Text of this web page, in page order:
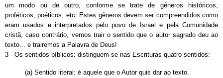
um modo ou de outro, conforme se trate de gêneros históricos,
proféticos, poéticos, etc. Estes gêneros devem ser compreendidos como
eram usados e interpretados pelo povo de Israel e pela Comunidade
cristã, caso contrário, vemos trair o sentido que o autor sagrado deu ao
texto... e trairemos a Palavra de Deus!
3 - Os sentidos bíblicos: distinguem-se nas Escrituras quatro sentidos:
(a) Sentido literal: é aquele que o Autor quis dar ao texto.